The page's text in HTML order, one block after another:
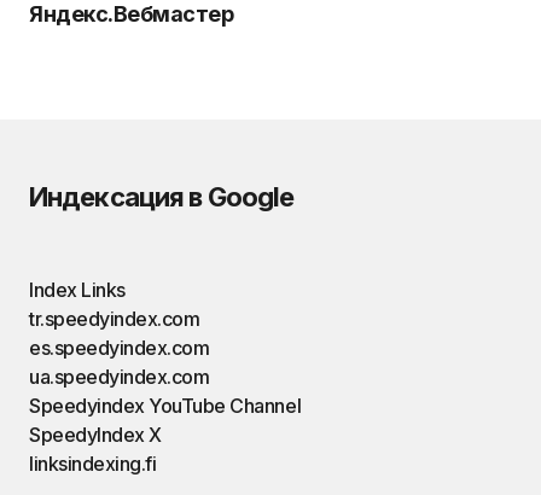
Яндекс.Вебмастер
Индексация в Google
Index Links
tr.speedyindex.com
es.speedyindex.com
ua.speedyindex.com
Speedyindex YouTube Channel
SpeedyIndex X
linksindexing.fi